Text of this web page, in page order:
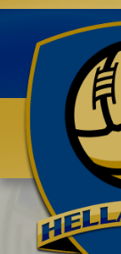
Benvenuti su